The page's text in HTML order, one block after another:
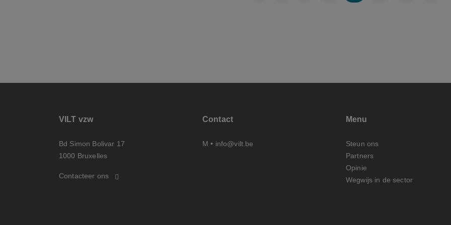
VILT vzw
Bd Simon Bolivar 17
1000 Bruxelles
Contacteer ons
Contact
M • info@vilt.be
Menu
Steun ons
Partners
Opinie
Wegwijs in de sector